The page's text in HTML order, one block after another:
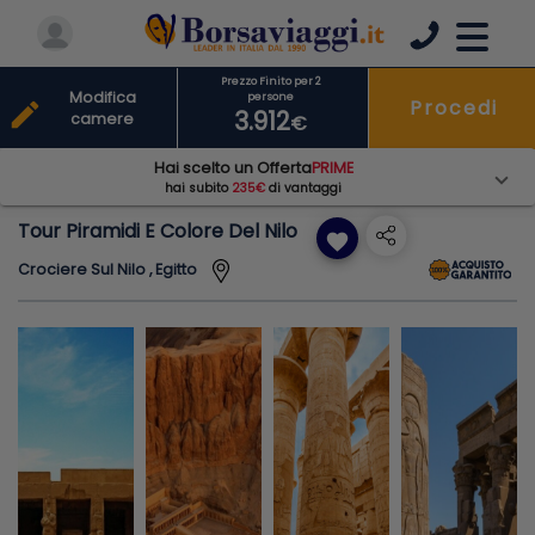
Tour Piramidi E Colore Del Nilo favorite
Crociere Sul Nilo , Egitto
Prezzo Finito per 2
persone
3.912€
Procedi
edit
Modifica
camere
Hai scelto un OffertaPRIME
hai subito 235€ di vantaggi